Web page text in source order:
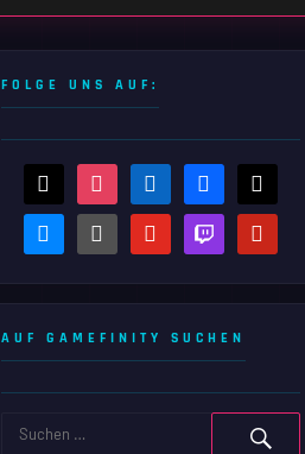
FOLGE UNS AUF:
threads instagramlinkedin facebook
bluesky steam-
square
youtubetwitch pinterest
AUF GAMEFINITY SUCHEN